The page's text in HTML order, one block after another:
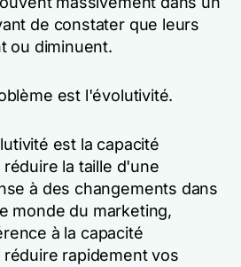
de constater que leurs
ou diminuent.
est l'évolutivité.
est la capacité
la taille d'une
à des changements dans
monde du marketing,
à la capacité
rapidement vos